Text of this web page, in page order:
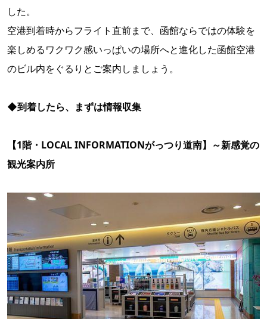
した。
空港到着時からフライト直前まで、函館ならではの体験を
楽しめるワクワク感いっぱいの場所へと進化した函館空港
のビル内をぐるりとご案内しましょう。
◆到着したら、まずは情報収集
【1階・LOCAL INFORMATIONがっつり道南】～新感覚の
観光案内所